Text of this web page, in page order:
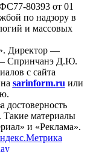
80393 от 01
по надзору в
и массовых
Директор —
Спринчанэ Д.Ю.
с сайта
sarinform.ru или
достоверность
материалы
и «Реклама».